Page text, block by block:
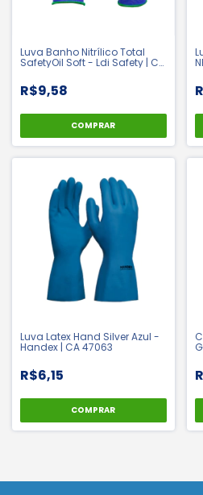
Luva Banho Nitrílico Total
SafetyOil Soft - Ldi Safety | CA
R$9,58
COMPRAR
Luva Latex Hand Silver Azul -
Handex | CA 47063
R$6,15
COMPRAR